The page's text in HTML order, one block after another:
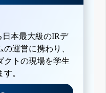
日本最大級のIRデ
運営に携わり、
クトの現場を学生
。